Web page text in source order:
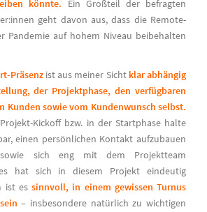
könnte. Ein Großteil der befragten
geht davon aus, dass die Remote-
Pandemie auf hohem Niveau beibehalten
Präsenzist aus meiner Sicht klar abhängig
der Projektphase, den verfügbaren
Kunden sowie vom Kundenwunsch selbst.
Kickoff bzw. in der Startphase halte
einen persönlichen Kontakt aufzubauen
sich eng mit dem Projektteam
hat sich in diesem Projekt eindeutig
ist es sinnvoll, in einem gewissen Turnus
– insbesondere natürlich zu wichtigen